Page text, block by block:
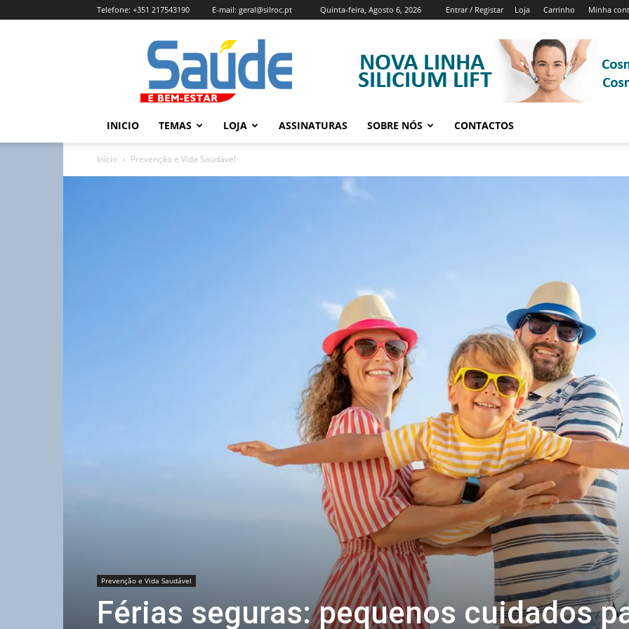
Quinta-feira, Agosto 6, 2026 Entrar / Registar Loja Carrinho Minha
Telefone: +351 217543190 E-mail: geral@silroc.pt
Revista
Saúde
e
Bem
Estar
Edição
INICIO TEMAS LOJA ASSINATURAS SOBRE NÓS CONTACTOS
Início Prevenção e Vida Saudável
Prevenção e Vida Saudável
Férias seguras: pequenos cuidados